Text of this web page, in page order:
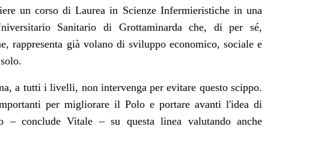
un corso di Laurea in Scienze Infermieristiche in una
Sanitario di Grottaminarda che, di per sé,
rappresenta già volano di sviluppo economico, sociale e
a tutti i livelli, non intervenga per evitare questo scippo.
per migliorare il Polo e portare avanti l'idea di
– conclude Vitale – su questa linea valutando anche